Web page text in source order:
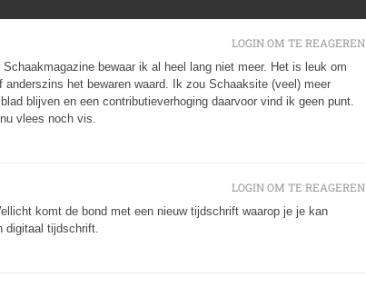
bewaar ik al heel lang niet meer. Het is leuk om
het bewaren waard. Ik zou Schaaksite (veel) meer
blijven en een contributieverhoging daarvoor vind ik geen punt.
vlees noch vis.
LOGIN OM TE REAGEREN
komt de bond met een nieuw tijdschrift waarop je je kan
digitaal tijdschrift.
LOGIN OM TE REAGEREN